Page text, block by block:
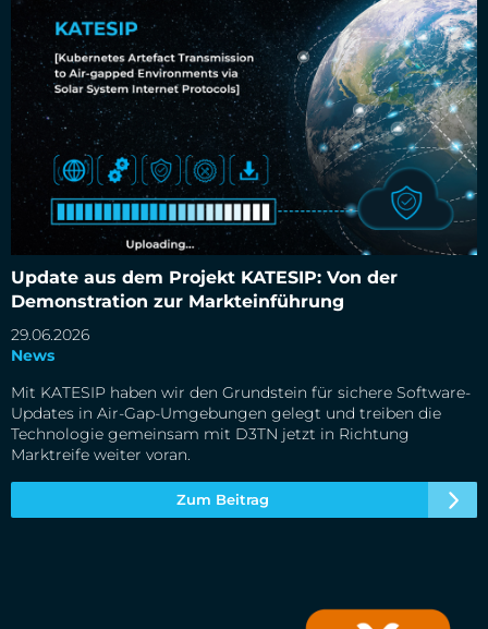
Update aus dem Projekt KATESIP: Von der
Demonstration zur Markteinführung
29.06.2026
News
Mit KATESIP haben wir den Grundstein für sichere Software-
Updates in Air-Gap-Umgebungen gelegt und treiben die
Technologie gemeinsam mit D3TN jetzt in Richtung
Marktreife weiter voran.
Zum Beitrag
Update aus dem Projekt KATESIP: Von der Demonstration